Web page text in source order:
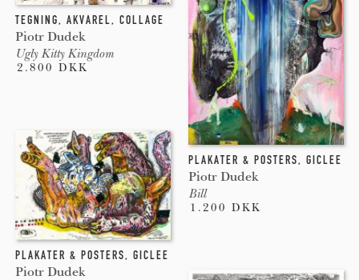
TEGNING, AKVAREL, COLLAGE
Piotr Dudek
Ugly Kitty Kingdom
2.800 DKK
PLAKATER & POSTERS, GICLEE
Piotr Dudek
Bill
1.200 DKK
PLAKATER & POSTERS, GICLEE
Piotr Dudek